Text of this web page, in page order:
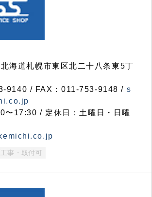
海道札幌市東区北二十八条東5丁
9140 / FAX：011-753-9148 / s
〜17:30 / 定休日：土曜日・日曜
工事・取付可